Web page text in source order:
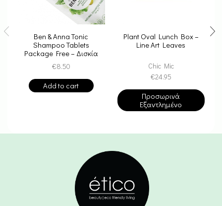
Ben & Anna Tonic
Shampoo Tablets
Package Free – Δισκία
Σαμπουάν
€8.50
Add to cart
Plant Oval Lunch Box –
Line Art Leaves
Chic Mic
€24.95
Προσωρινά
Εξαντλημένο